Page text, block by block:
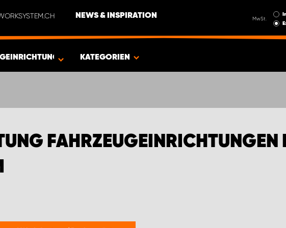
NEWS & INSPIRATION MwSt.
FÜR VOLKSWAGEN | WORK SYSTEM
KATEGORIEN
FAHRZEUGEINRICHTUNGEN